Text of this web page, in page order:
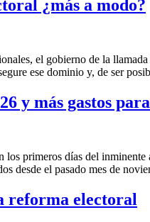
¿más a modo?
el gobierno de la llamada
ese dominio y, de ser
y más gastos
días del inminente
desde el pasado mes de
reforma electoral